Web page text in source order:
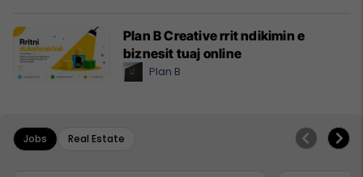
Plan B Creative rrit ndikimin e
biznesit tuaj online
Plan B
Jobs Real Estate